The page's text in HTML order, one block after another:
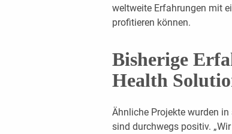
weltweite Erfahrungen mit
profitieren können.
Bisherige
Health
Ähnliche Projekte wurden
sind durchwegs positiv.